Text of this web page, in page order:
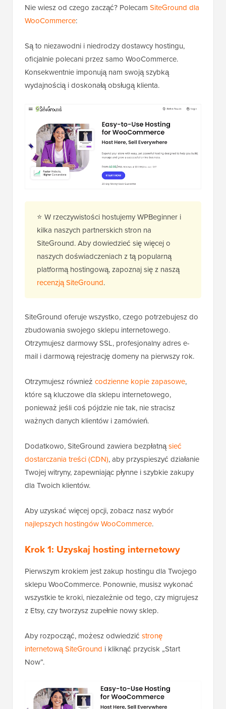
Nie wiesz od czego zacząć? Polecam SiteGround dla
WooCommerce:
Są to niezawodni i niedrodzy dostawcy hostingu,
oficjalnie polecani przez samo WooCommerce.
Konsekwentnie imponują nam swoją szybką
wydajnością i doskonałą obsługą klienta.
⭐ W rzeczywistości hostujemy WPBeginner i
kilka naszych partnerskich stron na
SiteGround. Aby dowiedzieć się więcej o
naszych doświadczeniach z tą popularną
platformą hostingową, zapoznaj się z naszą
recenzją SiteGround.
SiteGround oferuje wszystko, czego potrzebujesz do
zbudowania swojego sklepu internetowego.
Otrzymujesz darmowy SSL, profesjonalny adres e-
mail i darmową rejestrację domeny na pierwszy rok.
Otrzymujesz również codzienne kopie zapasowe,
które są kluczowe dla sklepu internetowego,
ponieważ jeśli coś pójdzie nie tak, nie stracisz
ważnych danych klientów i zamówień.
Dodatkowo, SiteGround zawiera bezpłatnąsieć
dostarczania treści (CDN), aby przyspieszyć działanie
Twojej witryny, zapewniając płynne i szybkie zakupy
dla Twoich klientów.
Aby uzyskać więcej opcji, zobacz nasz wybór
najlepszych hostingów WooCommerce.
Krok 1: Uzyskaj hosting internetowy
Pierwszym krokiem jest zakup hostingu dla Twojego
sklepu WooCommerce. Ponownie, musisz wykonać
wszystkie te kroki, niezależnie od tego, czy migrujesz
z Etsy, czy tworzysz zupełnie nowy sklep.
Aby rozpocząć, możesz odwiedzić stronę
internetową SiteGround i kliknąć przycisk „Start
Now”.